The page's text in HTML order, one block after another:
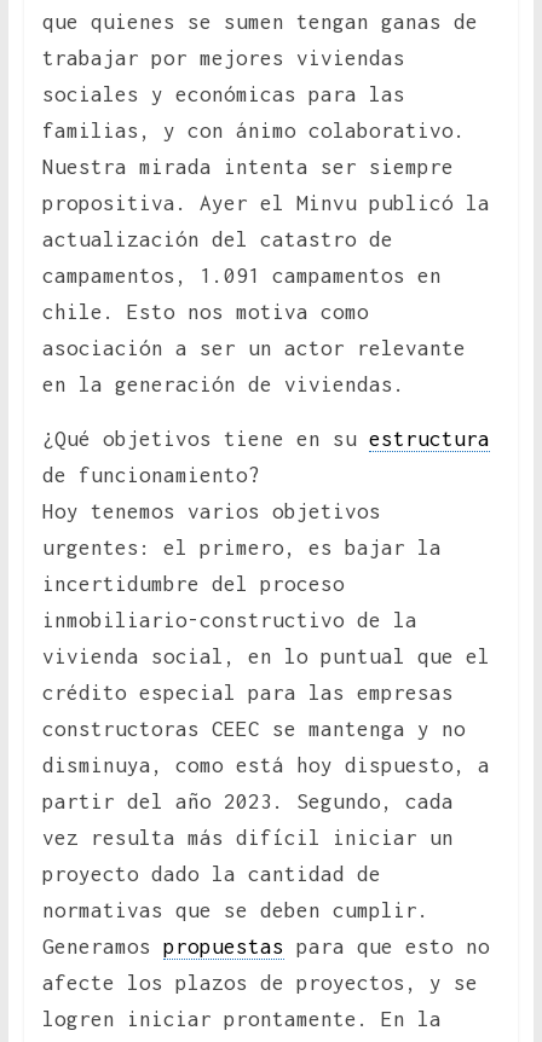
que quienes se sumen tengan ganas de
trabajar por mejores viviendas
sociales y económicas para las
familias, y con ánimo colaborativo.
Nuestra mirada intenta ser siempre
propositiva. Ayer el Minvu publicó la
actualización del catastro de
campamentos, 1.091 campamentos en
chile. Esto nos motiva como
asociación a ser un actor relevante
en la generación de viviendas.
¿Qué objetivos tiene en su estructura
de funcionamiento?
Hoy tenemos varios objetivos
urgentes: el primero, es bajar la
incertidumbre del proceso
inmobiliario-constructivo de la
vivienda social, en lo puntual que el
crédito especial para las empresas
constructoras CEEC se mantenga y no
disminuya, como está hoy dispuesto, a
partir del año 2023. Segundo, cada
vez resulta más difícil iniciar un
proyecto dado la cantidad de
normativas que se deben cumplir.
Generamos propuestas para que esto no
afecte los plazos de proyectos, y se
logren iniciar prontamente. En la